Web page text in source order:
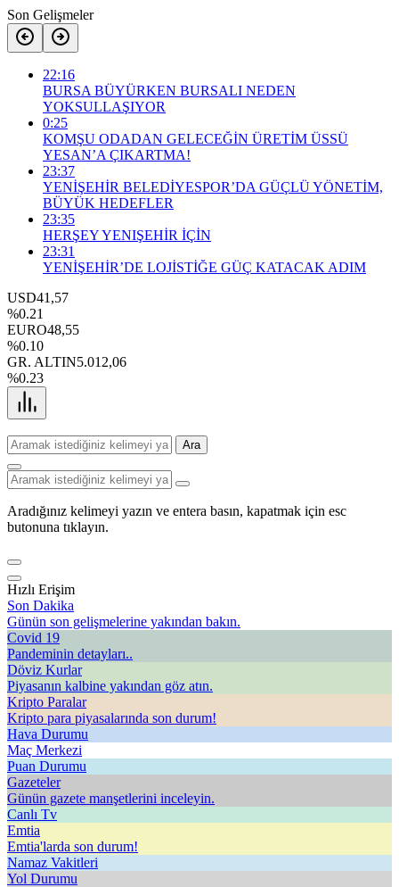
Son Gelişmeler
22:16
BURSA BÜYÜRKEN BURSALI NEDEN
YOKSULLAŞIYOR
0:25
KOMŞU ODADAN GELECEĞİN ÜRETİM ÜSSÜ
YESAN’A ÇIKARTMA!
23:37
YENİŞEHİR BELEDİYESPOR’DA GÜÇLÜ YÖNETİM,
BÜYÜK HEDEFLER
23:35
HERŞEY YENIŞEHİR İÇİN
23:31
YENİŞEHİR’DE LOJİSTİĞE GÜÇ KATACAK ADIM
USD41,57
%0.21
EURO48,55
%0.10
GR. ALTIN5.012,06
%0.23
Ara
Aradığınız kelimeyi yazın ve entera basın, kapatmak için esc
butonuna tıklayın.
Hızlı Erişim
Son Dakika
Günün son gelişmelerine yakından bakın.
Covid 19
Pandeminin detayları..
Döviz Kurlar
Piyasanın kalbine yakından göz atın.
Kripto Paralar
Kripto para piyasalarında son durum!
Hava Durumu
Maç Merkezi
Puan Durumu
Gazeteler
Günün gazete manşetlerini inceleyin.
Canlı Tv
Emtia
Emtia'larda son durum!
Namaz Vakitleri
Yol Durumu